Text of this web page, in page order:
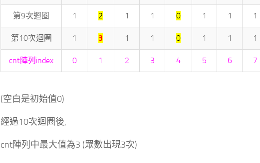
第9次迴圈 1 2 1 1 0 1 1 1
第10次迴圈 1 3 1 1 0 1 1 1
cnt陣列index 0 1 2 3 4 5 6 7
(空白是初始值0)
經過10次迴圈後,
cnt陣列中最大值為3 (眾數出現3次)